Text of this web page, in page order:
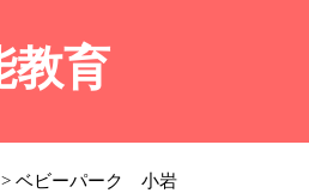
教育
> ベビーパーク 小岩